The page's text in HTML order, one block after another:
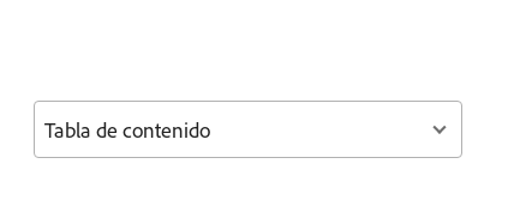
Tabla de contenido